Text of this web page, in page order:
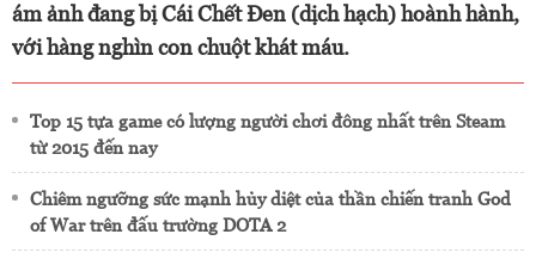
ám ảnh đang bị Cái Chết Đen (dịch hạch) hoành hành,
với hàng nghìn con chuột khát máu.
Top 15 tựa game có lượng người chơi đông nhất trên Steam
từ 2015 đến nay
Chiêm ngưỡng sức mạnh hủy diệt của thần chiến tranh God
of War trên đấu trường DOTA 2